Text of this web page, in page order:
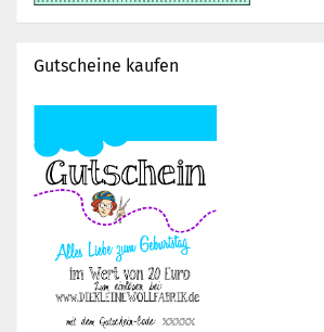
Gutscheine kaufen